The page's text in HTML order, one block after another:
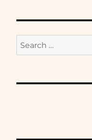
Search
for: